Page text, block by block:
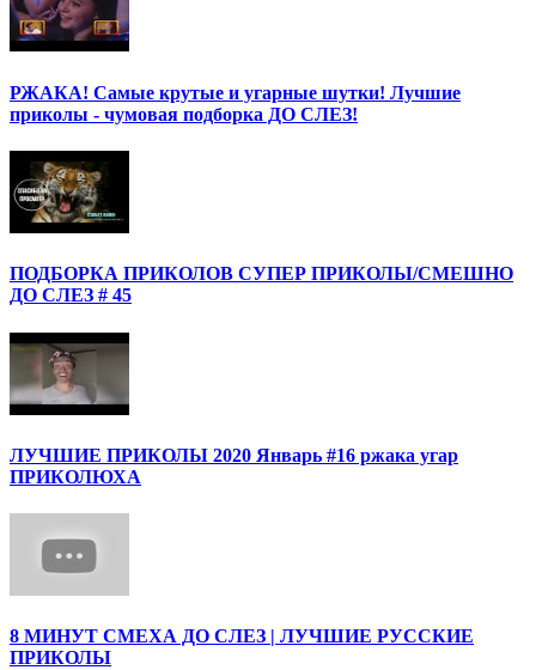
РЖАКА! Самые крутые и угарные шутки! Лучшие
приколы - чумовая подборка ДО СЛЕЗ!
ПОДБОРКА ПРИКОЛОВ СУПЕР ПРИКОЛЫ/СМЕШНО
ДО СЛЕЗ # 45
ЛУЧШИЕ ПРИКОЛЫ 2020 Январь #16 ржака угар
ПРИКОЛЮХА
8 МИНУТ СМЕХА ДО СЛЕЗ | ЛУЧШИЕ РУССКИЕ
ПРИКОЛЫ